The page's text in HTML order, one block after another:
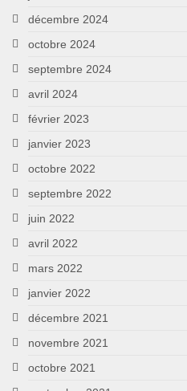
décembre 2024
octobre 2024
septembre 2024
avril 2024
février 2023
janvier 2023
octobre 2022
septembre 2022
juin 2022
avril 2022
mars 2022
janvier 2022
décembre 2021
novembre 2021
octobre 2021